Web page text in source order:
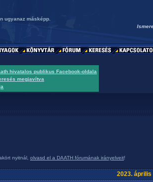
ugyanaz másképp.
hivatalos publikus Facebook-oldala
megjavítva
nyitnál, olvasd el a DAATH fórumának irányelveit!
2023. április